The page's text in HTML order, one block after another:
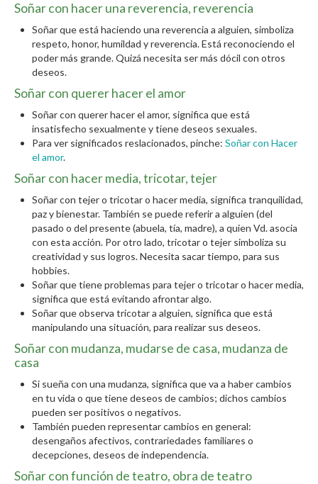
Soñar con hacer una reverencia, reverencia
Soñar que está haciendo una reverencia a alguien, simboliza
respeto, honor, humildad y reverencia. Está reconociendo el
poder más grande. Quizá necesita ser más dócil con otros
deseos.
Soñar con querer hacer el amor
Soñar con querer hacer el amor, significa que está
insatisfecho sexualmente y tiene deseos sexuales.
Para ver significados reslacionados, pinche: Soñar con Hacer
el amor.
Soñar con hacer media, tricotar, tejer
Soñar con tejer o tricotar o hacer media, significa tranquilidad,
paz y bienestar. También se puede referir a alguien (del
pasado o del presente (abuela, tía, madre), a quien Vd. asocia
con esta acción. Por otro lado, tricotar o tejer simboliza su
creatividad y sus logros. Necesita sacar tiempo, para sus
hobbies.
Soñar que tiene problemas para tejer o tricotar o hacer media,
significa que está evitando afrontar algo.
Soñar que observa tricotar a alguien, significa que está
manipulando una situación, para realizar sus deseos.
Soñar con mudanza, mudarse de casa, mudanza de
casa
Si sueña con una mudanza, significa que va a haber cambios
en tu vida o que tiene deseos de cambios; dichos cambios
pueden ser positivos o negativos.
También pueden representar cambios en general:
desengaños afectivos, contrariedades familiares o
decepciones, deseos de independencia.
Soñar con función de teatro, obra de teatro